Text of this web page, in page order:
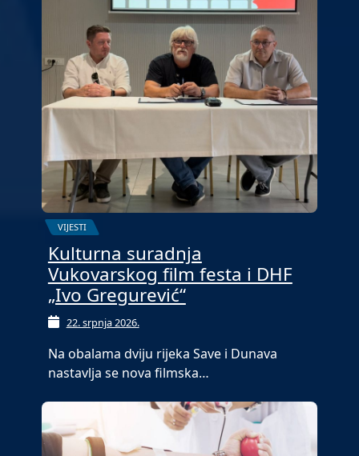
VIJESTI
Kulturna suradnja
Vukovarskog film festa i DHF
„Ivo Gregurević“
22. srpnja 2026.
Na obalama dviju rijeka Save i Dunava
nastavlja se nova filmska…